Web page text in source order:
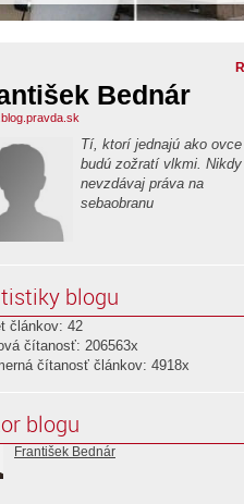
Bednár
Tí, ktorí jednajú ako ovce
budú zožratí vlkmi.
nevzdávaj práva na
sebaobranu
blogu
článkov: 42
čítanosť: 206563x
čítanosť článkov: 4918x
blogu
František Bednár